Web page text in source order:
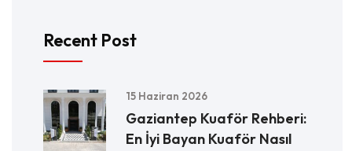
Recent Post
15 Haziran 2026
Gaziantep Kuaför Rehberi:
En İyi Bayan Kuaför Nasıl